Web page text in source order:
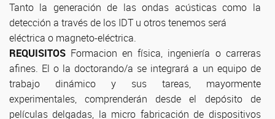
Tanto la generación de las ondas acústicas como la
detección a través de los IDT u otros tenemos será
eléctrica o magneto-eléctrica.
REQUISITOS Formacion en física, ingeniería o carreras
afines. El o la doctorando/a se integrará a un equipo de
trabajo dinámico y sus tareas, mayormente
experimentales, comprenderán desde el depósito de
películas delgadas, la micro fabricación de dispositivos